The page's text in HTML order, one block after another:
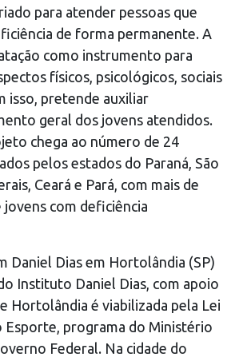
para atender pessoas que
de forma permanente. A
como instrumento para
físicos, psicológicos, sociais
isso, pretende auxiliar
geral dos jovens atendidos.
chega ao número de 24
pelos estados do Paraná, São
Ceará e Pará, com mais de
jovens com deficiência
Daniel Dias em Hortolândia (SP)
Instituto Daniel Dias, com apoio
Hortolândia é viabilizada pela Lei
Esporte, programa do Ministério
Federal. Na cidade do